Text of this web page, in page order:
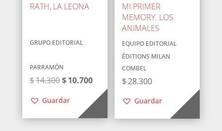
RATH, LA LEONA
GRUPO EDITORIAL
PARRAMÓN
$14.300El
original
era:
$10.700El
precio
actual
es:
Guardar
MI PRIMER
MEMORY. LOS
ANIMALES
EQUIPO EDITORIAL
ÉDITIONS MILAN
COMBEL
$28.300
Guardar